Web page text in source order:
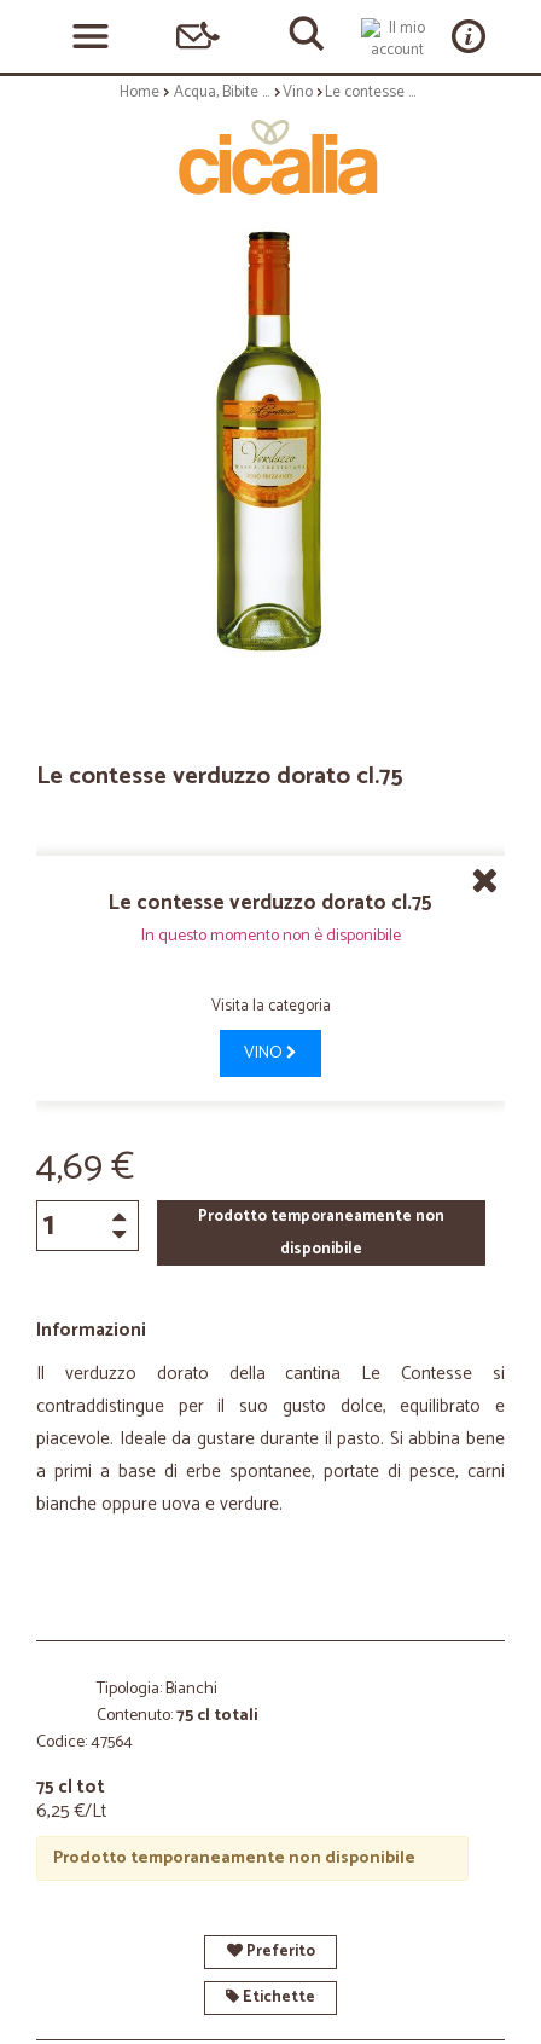
Home Acqua, Bibite e Alcolici Vino Le contesse verduzzo dorato cl.75
Le contesse verduzzo dorato cl.75
Le contesse verduzzo dorato cl.75
In questo momento non è disponibile
Visita la categoria
VINO
4,69 €
Prodotto temporaneamente non
disponibile
Informazioni
Il verduzzo dorato della cantina Le Contesse si
contraddistingue per il suo gusto dolce, equilibrato e
piacevole. Ideale da gustare durante il pasto. Si abbina bene
a primi a base di erbe spontanee, portate di pesce, carni
bianche oppure uova e verdure.
Tipologia: Bianchi
Contenuto:75 cl totali
Codice: 47564
75 cl tot
6,25 €/Lt
Prodotto temporaneamente non disponibile
Preferito
Etichette